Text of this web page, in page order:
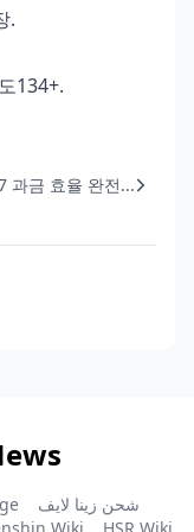
.
134+.
과금 효율 완전...
شحن زينا لايف